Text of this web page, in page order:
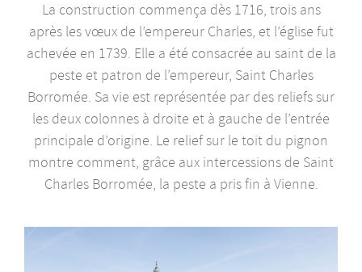
La construction commença dès 1716, trois ans
après les vœux de l’empereur Charles, et l’église fut
achevée en 1739. Elle a été consacrée au saint de la
peste et patron de l’empereur, Saint Charles
Borromée. Sa vie est représentée par des reliefs sur
les deux colonnes à droite et à gauche de l’entrée
principale d’origine. Le relief sur le toit du pignon
montre comment, grâce aux intercessions de Saint
Charles Borromée, la peste a pris fin à Vienne.